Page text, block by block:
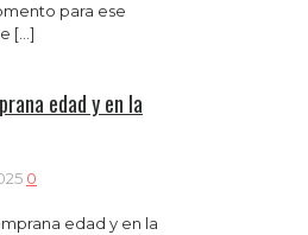
para ese
[…]
edad y en la
0
edad y en la